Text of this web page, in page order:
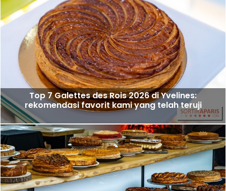
Top 7 Galettes des Rois 2026 di Yvelines:
rekomendasi favorit kami yang telah teruji